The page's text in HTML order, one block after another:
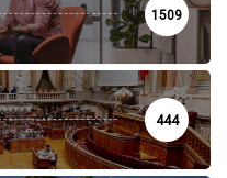
1509
444